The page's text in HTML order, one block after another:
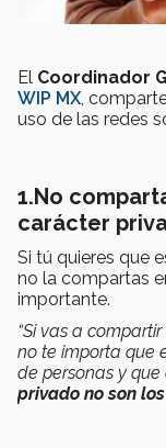
El Coordinador
WIP MX,
uso de las redes
1.No
carácter
Si tú quieres que
no la compartas
importante.
“Si vas a
no te importa que
de personas y
privado no son